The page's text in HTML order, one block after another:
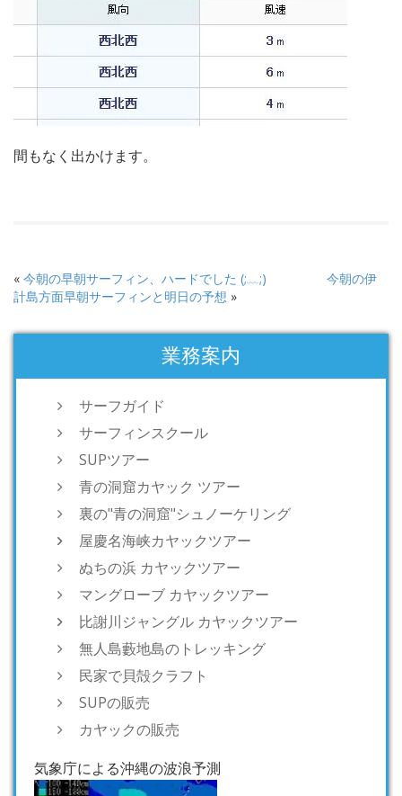
間もなく出かけます。
« 今朝の早朝サーフィン、ハードでした (;﹏;)
今朝の伊
計島方面早朝サーフィンと明日の予想 »
業務案内
サーフガイド
サーフィンスクール
SUPツアー
青の洞窟カヤック ツアー
裏の"青の洞窟"シュノーケリング
屋慶名海峡カヤックツアー
ぬちの浜 カヤックツアー
マングローブ カヤックツアー
比謝川ジャングル カヤックツアー
無人島藪地島のトレッキング
民家で貝殻クラフト
SUPの販売
カヤックの販売
気象庁による沖縄の波浪予測